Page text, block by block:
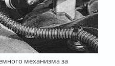
механизма за